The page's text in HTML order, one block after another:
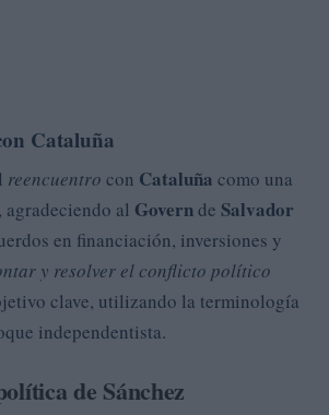
Cataluña
reencuentro con Cataluña como una
al Governde Salvador
en financiación, inversiones y
y resolver el conflicto político
clave, utilizando la terminología
independentista.
de Sánchez